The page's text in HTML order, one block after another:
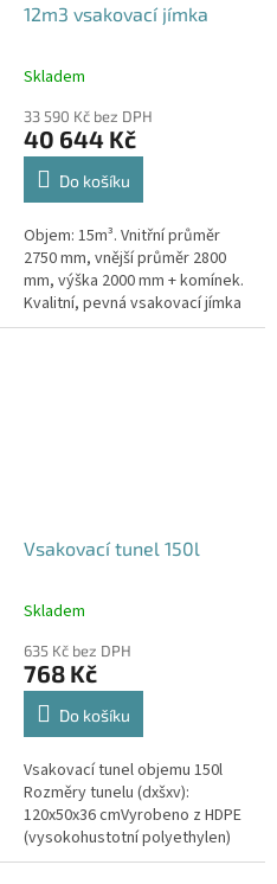
12m3 vsakovací jímka
Průměrné
produktu
je
5,0
hvězdiček.
Skladem
33 590 Kč bez DPH
40 644 Kč
Do košíku
Objem: 15m³. Vnitřní průměr
2750 mm, vnější průměr 2800
mm, výška 2000 mm + komínek.
Kvalitní, pevná vsakovací jímka
(nádrž) bez potřeby
Vsakovací tunel 150l
Průměrné
produktu
je
4,6
hvězdiček.
Skladem
635 Kč bez DPH
768 Kč
Do košíku
Vsakovací tunel objemu 150l
Rozměry tunelu (dxšxv):
120x50x36 cmVyrobeno z HDPE
(vysokohustotní polyethylen)
Nosnost bloků až 3,5t - možno